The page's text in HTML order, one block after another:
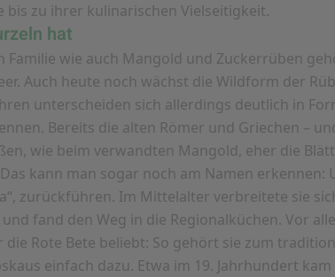
bis zu ihrer kulinarischen Vielseitigkeit.
hat
Familie wie auch Mangold und Zuckerrüben
Auch heute noch wächst die Wildform der
unterscheiden sich allerdings deutlich in
Bereits die alten Römer und Griechen –
wie beim verwandten Mangold, eher die
kann man sogar noch am Namen erkennen:
zurückführen. Im Mittelalter verbreitete sie
fand den Weg in die Regionalküchen. Vor
Rote Bete beliebt: So gehört sie zum
einfach dazu. Etwa im 19. Jahrhundert